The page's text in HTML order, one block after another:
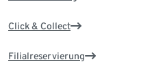
Click & Collect
Filialreservierung